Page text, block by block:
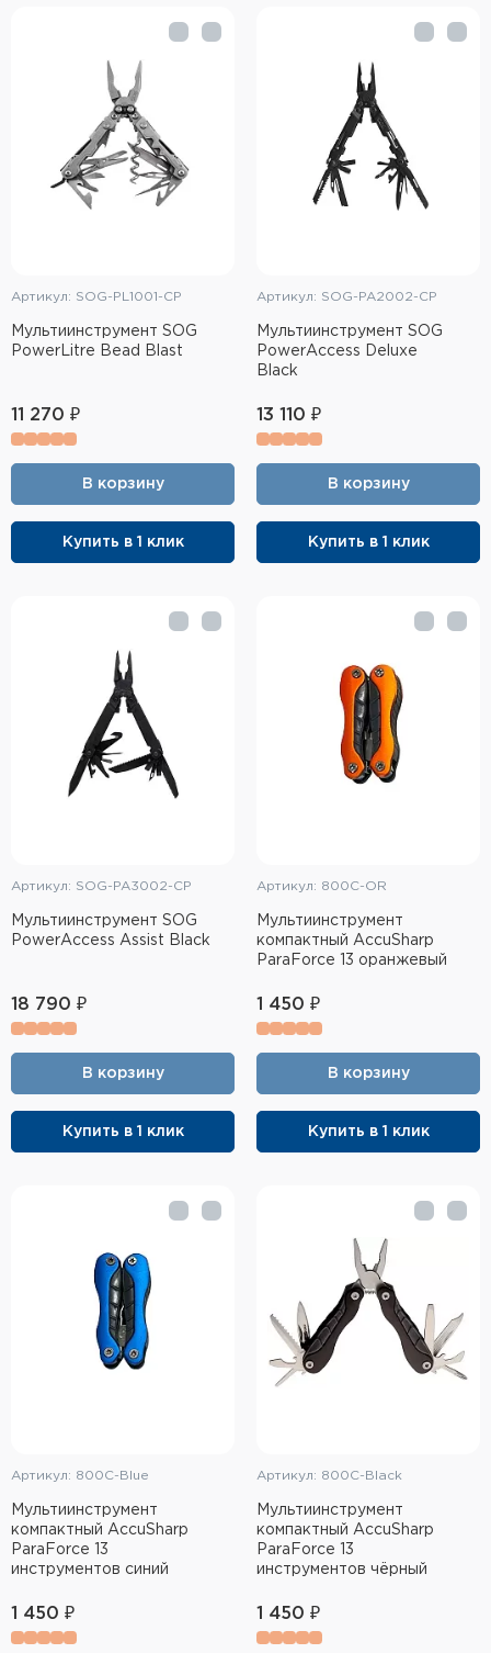
Артикул: SOG-PL1001-CP
Мультиинструмент SOG
PowerLitre Bead Blast
11 270 ₽
В корзину
Купить в 1 клик
Артикул: SOG-PA2002-CP
Мультиинструмент SOG
PowerAccess Deluxe
Black
13 110 ₽
В корзину
Купить в 1 клик
Артикул: SOG-PA3002-CP
Мультиинструмент SOG
PowerAccess Assist Black
18 790 ₽
В корзину
Купить в 1 клик
Артикул: 800C-OR
Мультиинструмент
компактный AccuSharp
ParaForce 13 оранжевый
1 450 ₽
В корзину
Купить в 1 клик
Артикул: 800C-Blue
Мультиинструмент
компактный AccuSharp
ParaForce 13
инструментов синий
1 450 ₽
Артикул: 800C-Black
Мультиинструмент
компактный AccuSharp
ParaForce 13
инструментов чёрный
1 450 ₽